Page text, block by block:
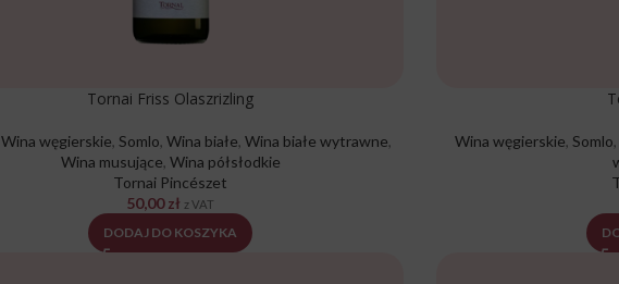
Tornai Friss Olaszrizling
Wina węgierskie, Somlo, Wina białe, Wina białe wytrawne,
Wina musujące, Wina półsłodkie
Tornai Pincészet
50,00zł z VAT
DODAJ DO KOSZYKA
Wina węgierskie, Somlo,